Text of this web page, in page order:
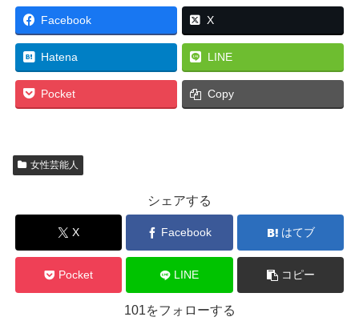
Facebook X
Hatena LINE
Pocket Copy
女性芸能人
シェアする
X Facebook はてブ
Pocket LINE コピー
101をフォローする